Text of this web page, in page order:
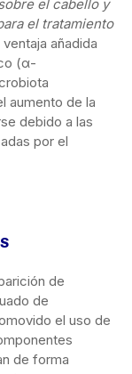
el cabello y
el tratamiento
ventaja añadida
(α-
aumento de la
debido a las
por el
de
de
el uso de
de forma